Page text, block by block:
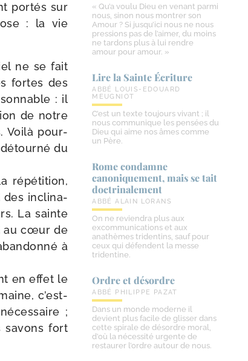
por­tés sur
: la vie
ne se fait
fortes des
: il
de notre
Voilà pour­
du
répé­ti­tion,
des incli­na­
La sainte
au cœur de
à
en effet le
c’est-
;
savons fort
« Qu’a voulu Dieu en venant parmi
nous, sinon nous montrer son
Amour ? Si jusqu’ici nous ne nous
pressions pas de l’aimer, du moins
ne tardons plus à lui rendre
amour pour amour. »
Lire la Sainte Écriture
ABBÉ LOUIS-EDOUARD
MEUGNIOT
C’est un texte toujours vivant ; il
nous communique les pensées du
Dieu qui aime nos âmes comme
un Père.
Rome condamne
canoniquement, mais se tait
doctrinalement
ABBÉ ALAIN LORANS
On ne reviendra plus aux
excommunications et aux
anathèmes tridentins, sauf pour
ceux qui défendent la messe
tridentine.
Ordre et désordre
ABBÉ PHILIPPE PAZAT
Dans un monde moderne il
devient plus facile de glisser dans
cette spirale de désordre moral,
d’où la nécessité urgente de
restaurer l’ordre autour de nous.